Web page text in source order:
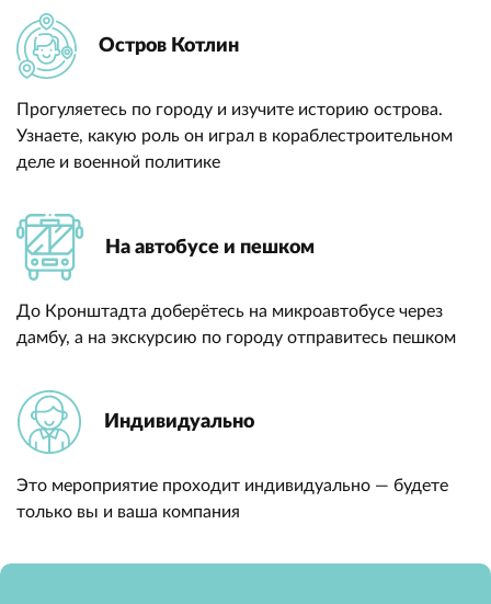
Остров Котлин
Прогуляетесь по городу и изучите историю острова.
Узнаете, какую роль он играл в кораблестроительном
деле и военной политике
На автобусе и пешком
До Кронштадта доберётесь на микроавтобусе через
дамбу, а на экскурсию по городу отправитесь пешком
Индивидуально
Это мероприятие проходит индивидуально — будете
только вы и ваша компания